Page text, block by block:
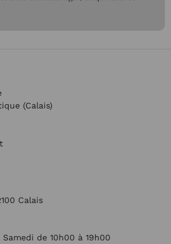
(Calais)
Calais
de 10h00 à 19h00